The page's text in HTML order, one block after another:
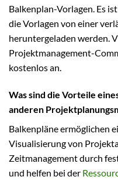
Balkenplan-Vorlagen. Es
die Vorlagen von einer
heruntergeladen werden.
Projektmanagement-
kostenlos an.
Was sind die Vorteile
anderen
Balkenpläne ermöglichen
Visualisierung von
Zeitmanagement durch
und helfen bei der